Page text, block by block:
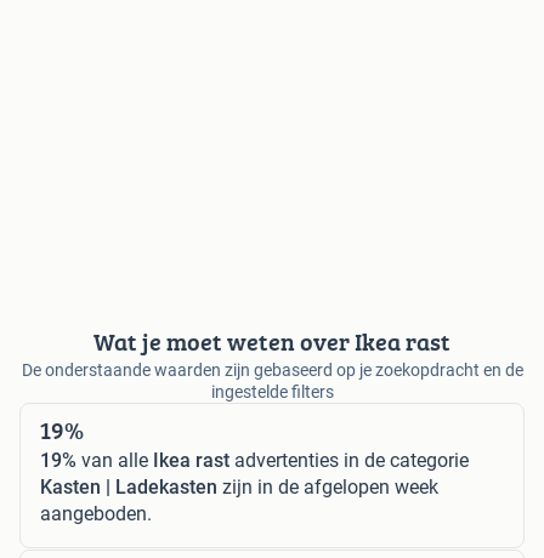
Wat je moet weten over Ikea rast
De onderstaande waarden zijn gebaseerd op je zoekopdracht en de
ingestelde filters
19%
19% van alle Ikea rast advertenties in de categorie
Kasten | Ladekasten zijn in de afgelopen week
aangeboden.